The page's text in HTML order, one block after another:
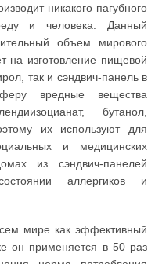
никакого пагубного
и человека. Данный
объем мирового
на изготовление пищевой
так и сэндвич-панель в
вредные вещества
бутанол,
их используют для
и медицинских
из сэндвич-панелей
аллергиков и
мире как эффективный
он применяется в 50 раз